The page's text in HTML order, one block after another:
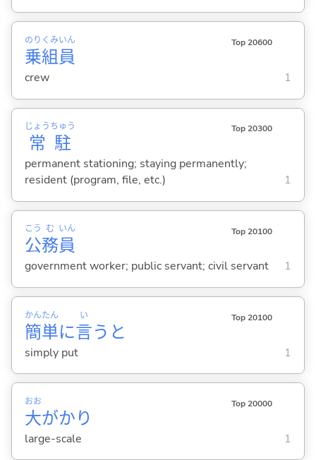
乗
のり
組
くみ
員
いん Top 20600
crew 1
常
じょう
駐
ちゅう Top 20300
permanent stationing; staying permanently;
resident (program, file, etc.)
1
公
こう
務
む
員
いん Top 20100
government worker; public servant; civil servant 1
簡
かん
単
たん
に言
い
うと
Top 20100
simply put 1
大
おお
がかり
Top 20000
large-scale 1